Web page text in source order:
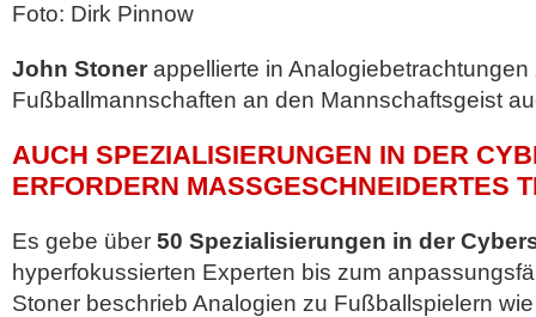
Foto: Dirk Pinnow
John Stoner appellierte in
Fußballmannschaften an den Mannschaftsgeist
AUCH SPEZIALISIERUNGEN IN DER
ERFORDERN MASSGESCHNEIDERTES
Es gebe über 50 Spezialisierungen in der
hyperfokussierten Experten bis zum
Stoner beschrieb Analogien zu Fußballspielern